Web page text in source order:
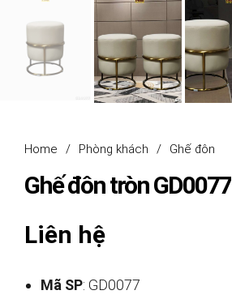
Home / Phòng khách / Ghế đôn
Ghế đôn tròn GD0077
Liên hệ
Mã SP: GD0077